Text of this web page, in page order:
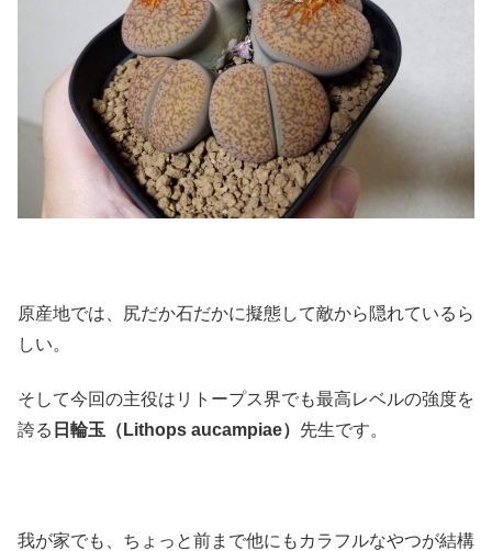
原産地では、尻だか石だかに擬態して敵から隠れているら
しい。
そして今回の主役はリトープス界でも最高レベルの強度を
誇る 日輪玉（Lithops aucampiae） 先生です。
我が家でも、ちょっと前まで他にもカラフルなやつが結構